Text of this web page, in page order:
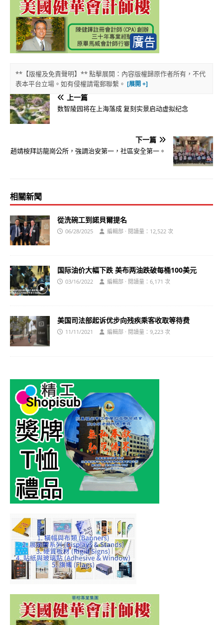
**【版權及免責聲明】** 點擊展開：內容版權歸原作者所有，不代
表本平台立場。如有侵權請電郵聯繫。
上一篇
数智陵园将在上海落成 复刻实景启动虚拟纪念
下一篇
趙靖桉拜訪龍崗公所，強調治安第一，社區安全第一。
相關新聞
從洗碗工到諾貝爾提名
06/28/2025 編輯部 · 閱讀量：12,522 次
国际油价大幅下跌 美布两油跌破每桶100美元
03/16/2022 編輯部 · 閱讀量：6,171 次
美国司法部起诉优步向残疾乘客收取等待费
11/11/2021 編輯部 · 閱讀量：9,223 次